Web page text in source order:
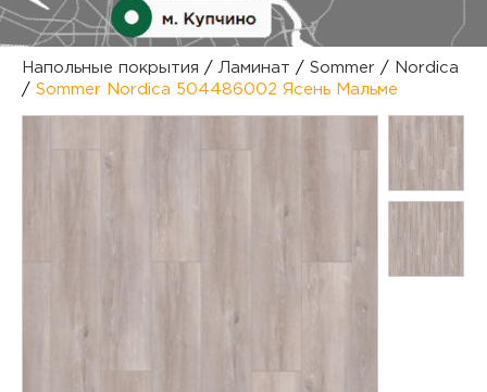
Напольные покрытия / Ламинат / Sommer /
Nordica
/ Sommer Nordica 504486002 Ясень Мальме